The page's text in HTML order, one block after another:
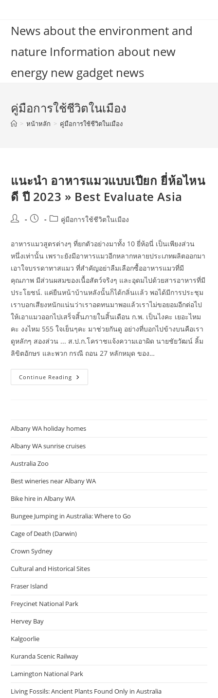
contentNews about the environment and
nature Information about new
energy new gadget news
คู่มือการใช้ชีวิตในเมือง
> หน้าหลัก > คู่มือการใช้ชีวิตในเมือง
แนะนำ อาหารแมวแบบเปียก ยี่ห้อไหน
ดี ปี 2023 » Best Evaluate Asia
Post
Post
Postคู่มือการใช้ชีวิตในเมือง
อาหารแมวสูตรต่างๆ ที่ยกตัวอย่างมาทั้ง 10 ยี่ห้อนี่ เป็นเพียงส่วน
หนึ่งเท่านั้น เพราะยังมีอาหารแมวอีกหลากหลายประเภทผลิตออกมา
เอาใจบรรดาทาสแมว ที่สำคัญอย่าลืมเลือกซื้ออาหารแมวที่มี
คุณภาพ มีส่วนผสมของเนื้อสัตว์จริงๆ และอุดมไปด้วยสารอาหารที่มี
ประโยชน์. แค่ยืนหน้าบ้านหลังนั้นก็ได้กลิ่นเเล้ว พอได้มีการประชุม
เราบอกเสียงหนักแน่นว่าเราอดทนมาพอแล้วเราไม่ขอยอมอีกต่อไป
ให้เอาแมวออกไปเสร็จสิ้นภายในสิ้นเดือน ก.พ. เป็นไงคะ เยอะไหม
คะ งงไหม 555 ใจเย็นๆคะ มาช่วยกันดู อย่างที่บอกไปข้างบนคือเรา
ดูหลักๆ สองส่วน ... ส.ป.ก.โคราชแจ้งความเอาผิด นายชัยวัฒน์ ลิ้ม
ลิขิตอักษร และพวก กรณี ถอน 27 หลักหมุด ของ…
Continue Reading แนะนำ
อาหาร
ปี
»
Albany WA holiday homes
Albany WA sunrise cruises
Australia Zoo
Best wineries near Albany WA
Bike hire in Albany WA
Bungee Jumping in Australia: Where to Go
Cage of Death (Darwin)
Crown Sydney
Cultural and Historical Sites
Fraser Island
Freycinet National Park
Hervey Bay
Kalgoorlie
Kuranda Scenic Railway
Lamington National Park
Living Fossils: Ancient Plants Found Only in Australia